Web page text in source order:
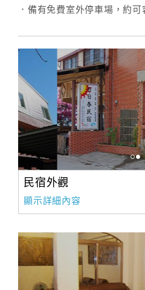
．備有免費室外停車場，約
民宿外觀
顯示詳細內容